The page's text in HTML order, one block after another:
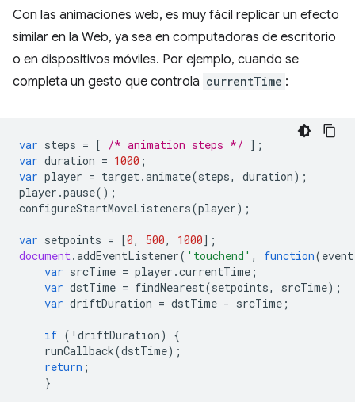
Con las animaciones web, es muy fácil replicar un efecto
similar en la Web, ya sea en computadoras de escritorio
o en dispositivos móviles. Por ejemplo, cuando se
completa un gesto que controla currentTime :
var steps = [ /* animation steps */ ];
var duration = 1000 ;
var player = target.animate(steps, duration);
player .pause();
configureStartMoveListeners(player);
var setpoints = [0, 500, 1000];
document.addEventListener( 'touchend' , function(event
var srcTime = player .currentTime ;
var dstTime = findNearest(setpoints, srcTime);
var driftDuration = dstTime - srcTime ;
if ( ! driftDuration)
{
runCallback(dstTime);
return ;
}